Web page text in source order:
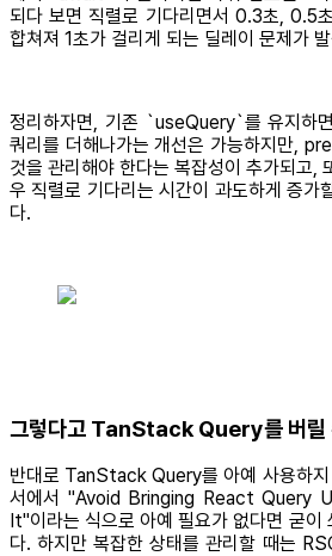
되다 보면 직렬로 기다리면서 0.3초, 0.5
합쳐져 1초가 걸리게 되는 딜레이 문제가
정리하자면, 기존 `useQuery`를 유지하
쿼리를 더해나가는 개선은 가능하지만,
것을 관리해야 한다는 복잡성이 추가되고,
우 직렬로 기다리는 시간이 과도하게 증가
다.
그렇다고 TanStack Query를 버릴
반대로 TanStack Query를 아예 사용하지
서에서 "Avoid Bringing React Query
It"이라는 식으로 아예 필요가 없다면 굳이
다. 하지만 복잡한 상태를 관리할 때는